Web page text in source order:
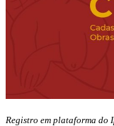
Registro em plataforma do